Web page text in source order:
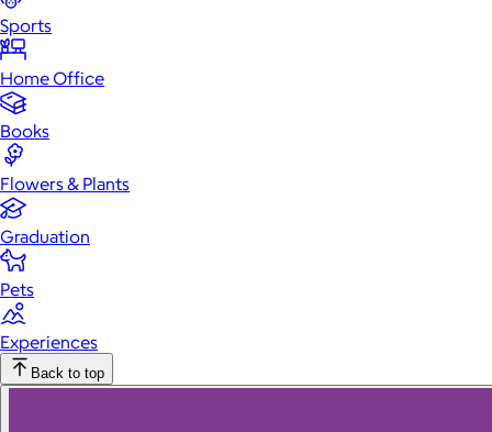
Sports
Home Office
Books
Flowers & Plants
Graduation
Pets
Experiences
Back to top